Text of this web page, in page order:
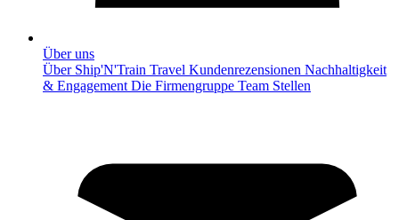
Über uns
Über Ship'N'Train Travel Kundenrezensionen Nachhaltigkeit
& Engagement Die Firmengruppe Team Stellen